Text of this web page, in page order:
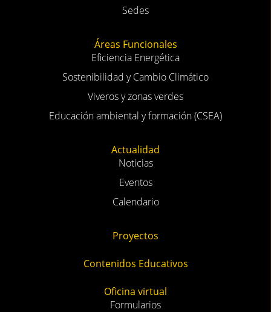
Sedes
Áreas Funcionales
Eficiencia Energética
Sostenibilidad y Cambio Climático
Viveros y zonas verdes
Educación ambiental y formación (CSEA)
Actualidad
Noticias
Eventos
Calendario
Proyectos
Contenidos Educativos
Oficina virtual
Formularios